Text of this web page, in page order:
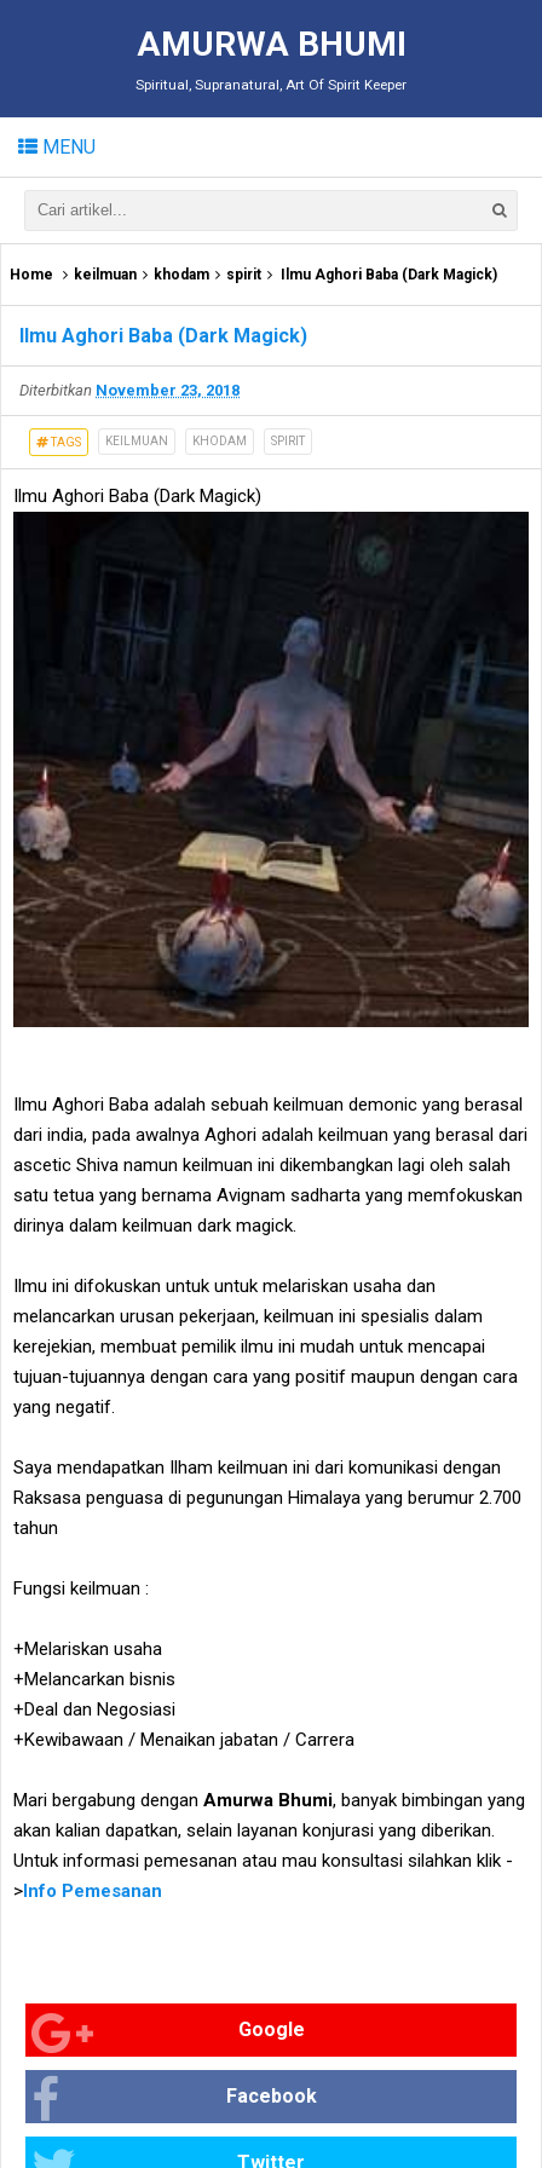
AMURWA BHUMI
Spiritual, Supranatural, Art Of Spirit Keeper
MENU
Home keilmuan khodam spirit Ilmu Aghori Baba (Dark Magick)
Ilmu Aghori Baba (Dark Magick)
Diterbitkan November 23, 2018
TAGS KEILMUAN KHODAM SPIRIT
Ilmu Aghori Baba (Dark Magick)
Ilmu Aghori Baba adalah sebuah keilmuan demonic yang berasal
dari india, pada awalnya Aghori adalah keilmuan yang berasal dari
ascetic Shiva namun keilmuan ini dikembangkan lagi oleh salah
satu tetua yang bernama Avignam sadharta yang memfokuskan
dirinya dalam keilmuan dark magick.
Ilmu ini difokuskan untuk untuk melariskan usaha dan
melancarkan urusan pekerjaan, keilmuan ini spesialis dalam
kerejekian, membuat pemilik ilmu ini mudah untuk mencapai
tujuan-tujuannya dengan cara yang positif maupun dengan cara
yang negatif.
Saya mendapatkan Ilham keilmuan ini dari komunikasi dengan
Raksasa penguasa di pegunungan Himalaya yang berumur 2.700
tahun
Fungsi keilmuan :
+Melariskan usaha
+Melancarkan bisnis
+Deal dan Negosiasi
+Kewibawaan / Menaikan jabatan / Carrera
Mari bergabung dengan Amurwa Bhumi, banyak bimbingan yang
akan kalian dapatkan, selain layanan konjurasi yang diberikan.
Untuk informasi pemesanan atau mau konsultasi silahkan klik -
>Info Pemesanan
Google
Facebook
Twitter